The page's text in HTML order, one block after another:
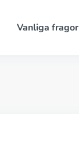
Vanliga fragor